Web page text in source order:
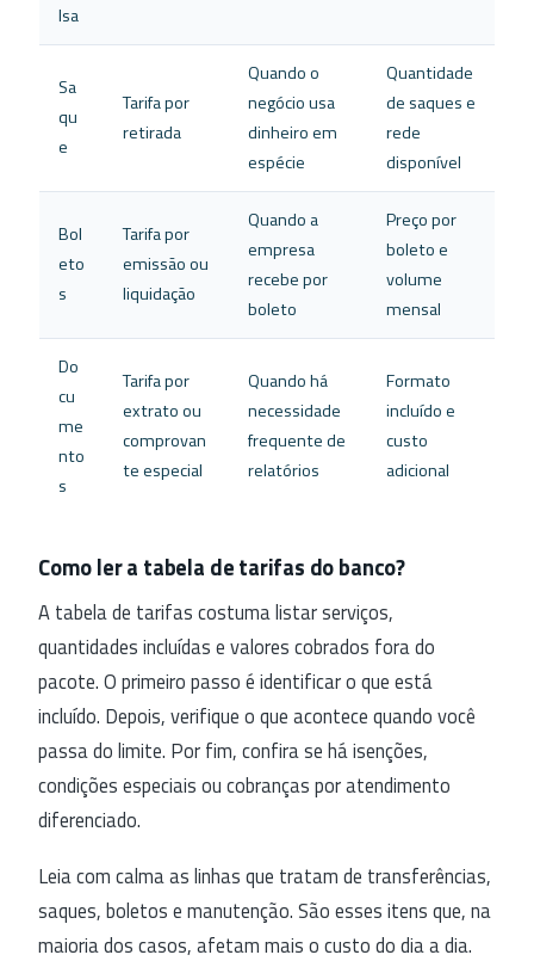
lsa
Sa
qu
e
Tarifa por
retirada
Quando o
negócio usa
dinheiro em
espécie
Quantidade
de saques e
rede
disponível
Bol
eto
s
Tarifa por
emissão ou
liquidação
Quando a
empresa
recebe por
boleto
Preço por
boleto e
volume
mensal
Do
cu
me
nto
s
Tarifa por
extrato ou
comprovan
te especial
Quando há
necessidade
frequente de
relatórios
Formato
incluído e
custo
adicional
Como ler a tabela de tarifas do banco?
A tabela de tarifas costuma listar serviços,
quantidades incluídas e valores cobrados fora do
pacote. O primeiro passo é identificar o que está
incluído. Depois, verifique o que acontece quando você
passa do limite. Por fim, confira se há isenções,
condições especiais ou cobranças por atendimento
diferenciado.
Leia com calma as linhas que tratam de transferências,
saques, boletos e manutenção. São esses itens que, na
maioria dos casos, afetam mais o custo do dia a dia.